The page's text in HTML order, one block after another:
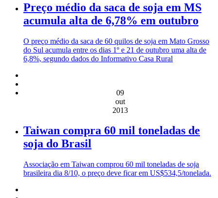
Preço médio da saca de soja em MS
acumula alta de 6,78% em outubro
O preço médio da saca de 60 quilos de soja em Mato Grosso
do Sul acumula entre os dias 1º e 21 de outubro uma alta de
6,8%, segundo dados do Informativo Casa Rural
09
out
2013
Taiwan compra 60 mil toneladas de
soja do Brasil
Associação em Taiwan comprou 60 mil toneladas de soja
brasileira dia 8/10, o preço deve ficar em US$534,5/tonelada.